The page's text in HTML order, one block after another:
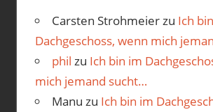
Carsten Strohmeierzu Ich
Dachgeschoss, wenn mich
phil zu Ich bin im
mich jemand sucht…
Manu zu Ich bin im